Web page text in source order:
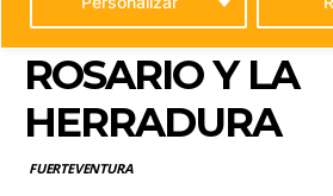
ENTRE
ROSARIO Y LA
HERRADURA
FUERTEVENTURA